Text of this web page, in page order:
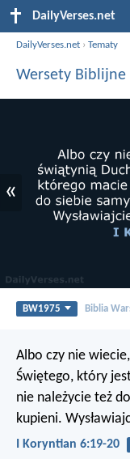
DailyVerses.net
DailyVerses.net ›Tematy
Wersety Biblijne
«
BW1975 Biblia
Albo czy nie
Świętego, który
nie należycie też
kupieni.
I Koryntian 6:19-20